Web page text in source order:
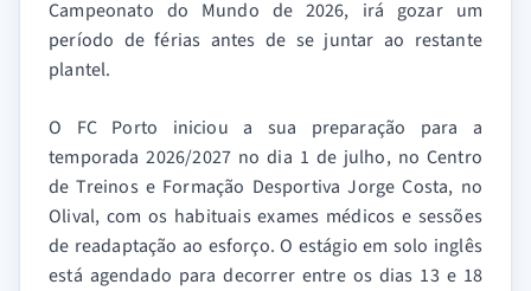
Campeonato do Mundo de 2026, irá gozar um
período de férias antes de se juntar ao restante
plantel.
O FC Porto iniciou a sua preparação para a
temporada 2026/2027 no dia 1 de julho, no Centro
de Treinos e Formação Desportiva Jorge Costa, no
Olival, com os habituais exames médicos e sessões
de readaptação ao esforço. O estágio em solo inglês
está agendado para decorrer entre os dias 13 e 18